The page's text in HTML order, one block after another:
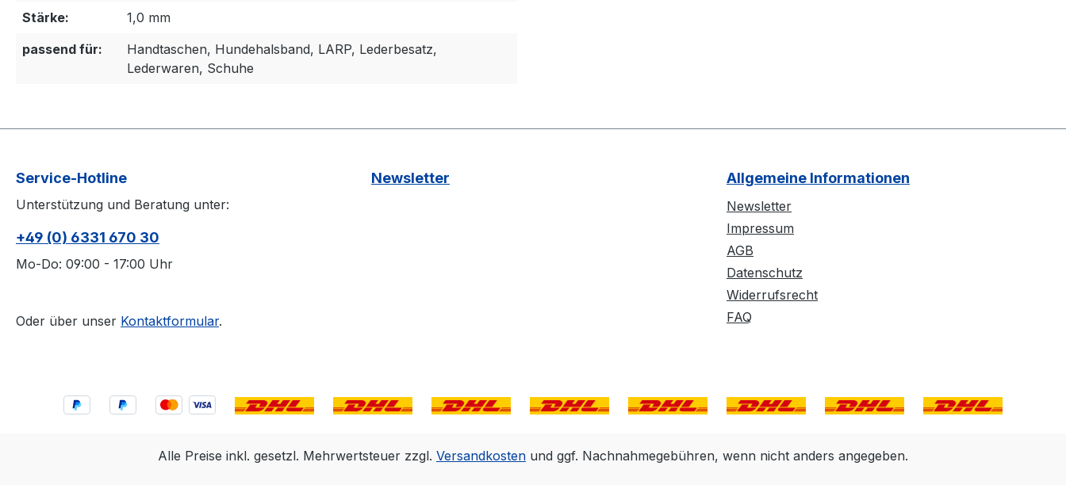
Stärke:
1,0 mm
passend für:
Handtaschen, Hundehalsband, LARP, Lederbesatz,
Lederwaren, Schuhe
Service-Hotline
Unterstützung und Beratung unter:
+49 (0) 6331 670 30
Mo-Do: 09:00 - 17:00 Uhr
Oder über unser Kontaktformular.
Newsletter Allgemeine Informationen
Newsletter
Impressum
AGB
Datenschutz
Widerrufsrecht
FAQ
Alle Preise inkl. gesetzl. Mehrwertsteuer zzgl. Versandkosten und ggf. Nachnahmegebühren, wenn nicht anders angegeben.